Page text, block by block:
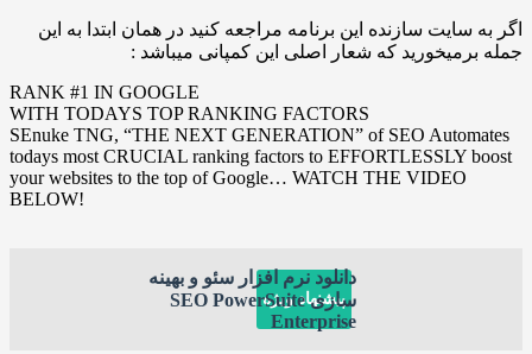
سازنده این برنامه مراجعه کنید در همان ابتدا به این
که شعار اصلی این کمپانی میباشد :
RANK #1 IN GOOGLE
WITH TODAYS TOP RANKING FACTORS
SEnuke TNG, “THE NEXT GENERATION” of SEO
todays most CRUCIAL ranking factors to EFFORTLESSLY
your websites to the top of Google… WATCH THE VIDEO
BELOW!
پیشنهاد ویژه
دانلود نرم افزار سئو و بهینه
سازی SEO PowerSuite
Enterprise